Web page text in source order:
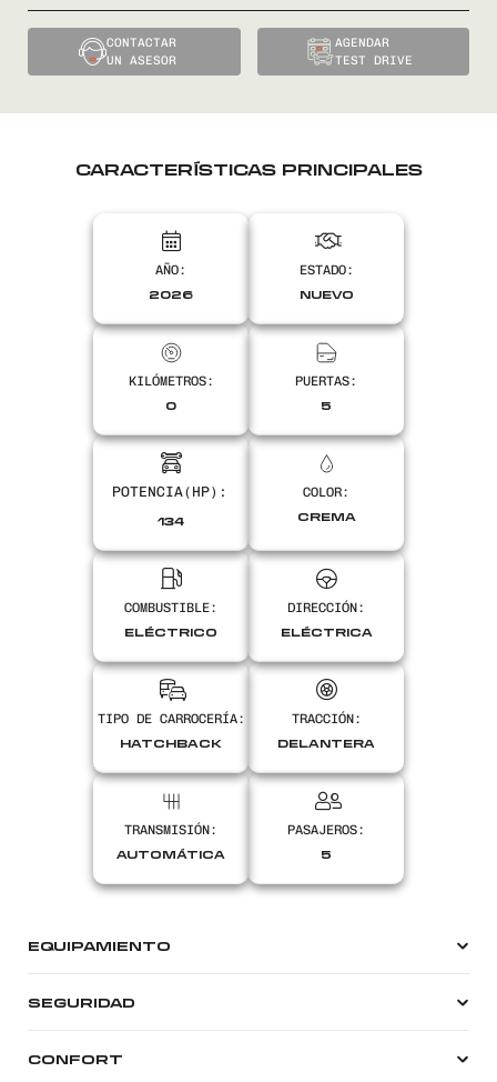
08002525
Encontranos en
CONTACTAR
UN ASESOR
AGENDAR
TEST DRIVE
CARACTERÍSTICAS PRINCIPALES
AÑO:
2026
ESTADO:
NUEVO
KILÓMETROS:
0
PUERTAS:
5
134
COLOR:
CREMA
COMBUSTIBLE:
ELÉCTRICO
DIRECCIÓN:
ELÉCTRICA
TIPO DE CARROCERÍA:
HATCHBACK
TRACCIÓN:
DELANTERA
TRANSMISIÓN:
AUTOMÁTICA
PASAJEROS:
5
EQUIPAMIENTO
SEGURIDAD
CONFORT